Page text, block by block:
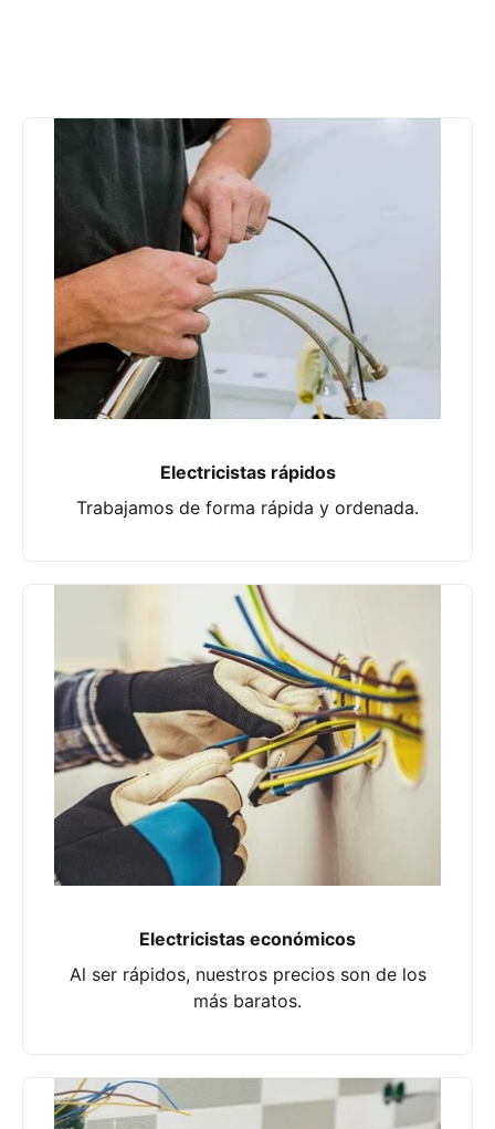
Electricistas rápidos
Trabajamos de forma rápida y ordenada.
Electricistas económicos
Al ser rápidos, nuestros precios son de los
más baratos.